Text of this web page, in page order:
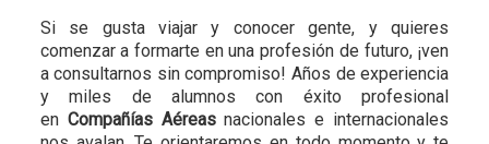
Si se gusta viajar y conocer gente, y quieres
comenzar a formarte en una profesión de futuro, ¡ven
a consultarnos sin compromiso! Años de experiencia
y miles de alumnos con éxito profesional
en Compañías Aéreasnacionales e internacionales